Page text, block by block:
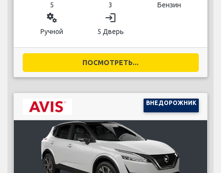
5 3 Бензин
miscellaneous_services
Ручной
login
5 Дверь
ПОСМОТРЕТЬ...
ВНЕДОРОЖНИК